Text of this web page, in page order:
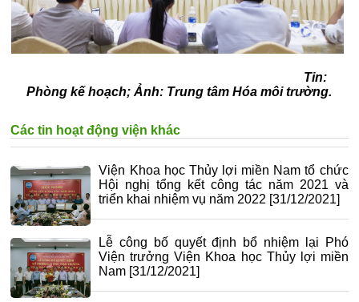
Tin:
Phòng kế hoạch; Ảnh: Trung tâm Hóa môi trường.
Các tin hoạt động viện khác
Viện Khoa học Thủy lợi miền Nam tổ chức
Hội nghị tổng kết công tác năm 2021 và
triển khai nhiệm vụ năm 2022 [31/12/2021]
Lễ công bố quyết định bổ nhiệm lại Phó
Viện trưởng Viện Khoa học Thủy lợi miền
Nam [31/12/2021]